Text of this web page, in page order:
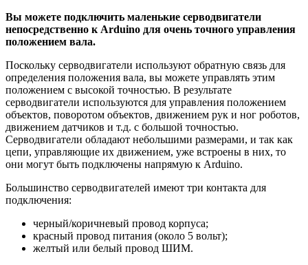
Вы можете подключить маленькие серводвигатели
непосредственно к Arduino для очень точного управления
положением вала.
Поскольку серводвигатели используют обратную связь для
определения положения вала, вы можете управлять этим
положением с высокой точностью. В результате
серводвигатели используются для управления положением
объектов, поворотом объектов, движением рук и ног роботов,
движением датчиков и т.д. с большой точностью.
Серводвигатели обладают небольшими размерами, и так как
цепи, управляющие их движением, уже встроены в них, то
они могут быть подключены напрямую к Arduino.
Большинство серводвигателей имеют три контакта для
подключения:
черный/коричневый провод корпуса;
красный провод питания (около 5 вольт);
желтый или белый провод ШИМ.